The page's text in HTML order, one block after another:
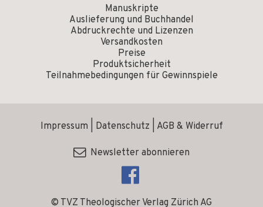
Manuskripte
Auslieferung und Buchhandel
Abdruckrechte und Lizenzen
Versandkosten
Preise
Produktsicherheit
Teilnahmebedingungen für Gewinnspiele
© TVZ Theologischer Verlag Zürich AG
Impressum Datenschutz AGB & Widerruf
Newsletter abonnieren